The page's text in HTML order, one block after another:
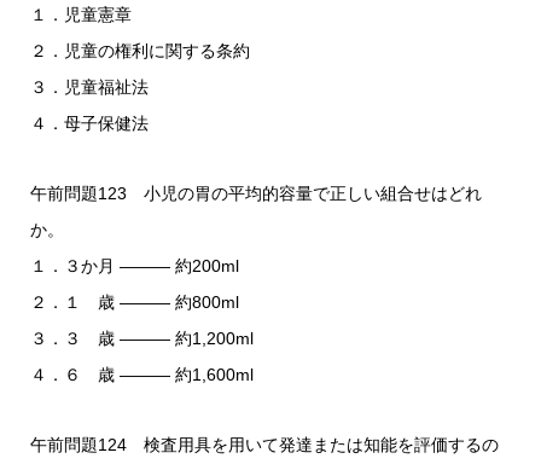
１．児童憲章
２．児童の権利に関する条約
３．児童福祉法
４．母子保健法
午前問題123 小児の胃の平均的容量で正しい組合せはどれ
か。
１．３か月 ――― 約200ml
２．１ 歳 ――― 約800ml
３．３ 歳 ――― 約1,200ml
４．６ 歳 ――― 約1,600ml
午前問題124 検査用具を用いて発達または知能を評価するの